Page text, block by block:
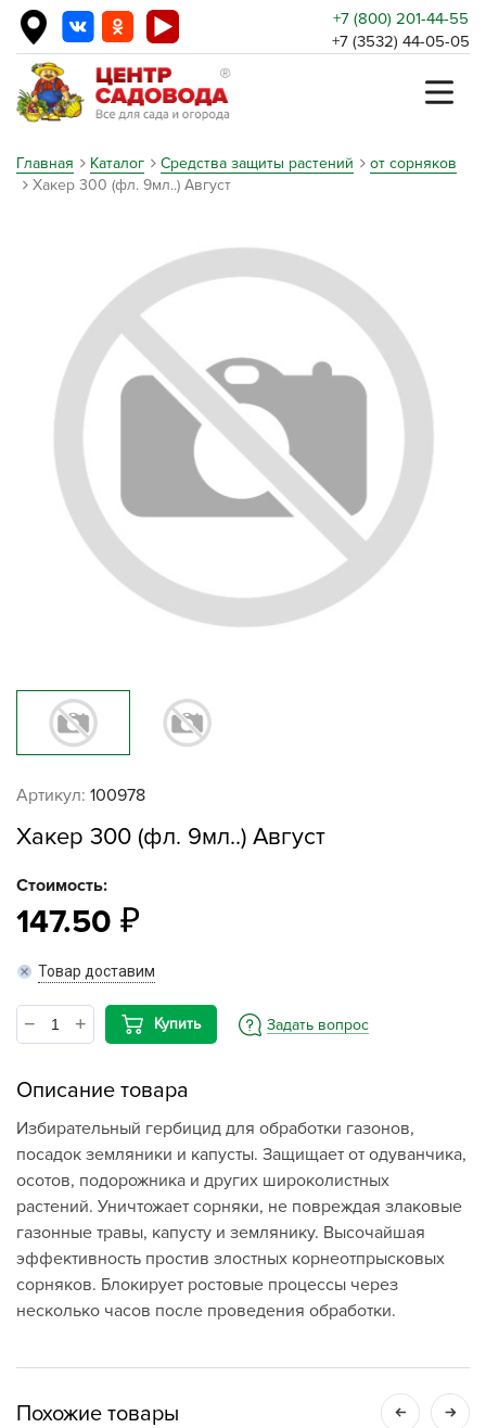
+7 (800) 201-44-55
+7 (3532) 44-05-05
Главная Каталог Средства защиты растений
от сорняков
Хакер 300 (фл. 9мл..) Август
Артикул: 100978
Хакер 300 (фл. 9мл..) Август
Стоимость:
147.50
Товар доставим
Купить Задать вопрос
Описание товара
Избирательный гербицид для обработки газонов,
посадок земляники и капусты. Защищает от одуванчика,
осотов, подорожника и других широколистных
растений. Уничтожает сорняки, не повреждая злаковые
газонные травы, капусту и землянику. Высочайшая
эффективность простив злостных корнеотпрысковых
сорняков. Блокирует ростовые процессы через
несколько часов после проведения обработки.
Похожие товары